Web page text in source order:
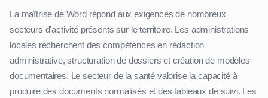
La maîtrise de Word répond aux exigences de nombreux
secteurs d'activité présents sur le territoire. Les administrations
locales recherchent des compétences en rédaction
administrative, structuration de dossiers et création de modèles
documentaires. Le secteur de la santé valorise la capacité à
produire des documents normalisés et des tableaux de suivi. Les